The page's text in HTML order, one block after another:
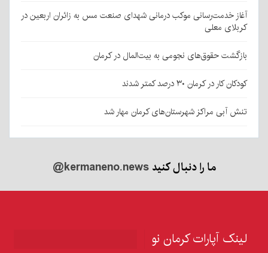
آغاز خدمت‌رسانی موکب درمانی شهدای صنعت مس به زائران اربعین در
کربلای معلی
بازگشت حقوق‌های نجومی به بیت‌المال در کرمان
کودکان کار در کرمان ۳۰ درصد کمتر شدند
تنش آبی مراکز شهرستان‌های کرمان مهار شد
ما را دنبال کنید@kermaneno.news
لینک آپارات کرمان نو